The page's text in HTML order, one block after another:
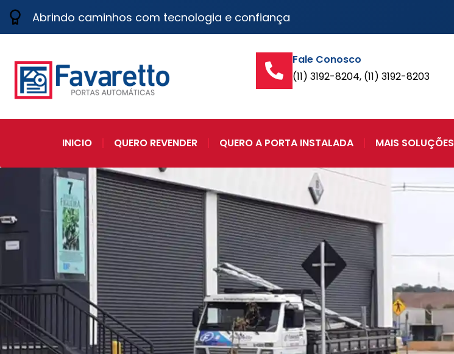
Abrindo caminhos com tecnologia e confiança
Fale Conosco
(11) 3192-8204, (11) 3192-8203
INICIO QUERO REVENDER QUERO A PORTA INSTALADA MAIS SOLUÇÕES